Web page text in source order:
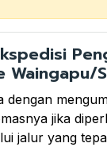
Waingapu/
dengan
jika
jalur yang